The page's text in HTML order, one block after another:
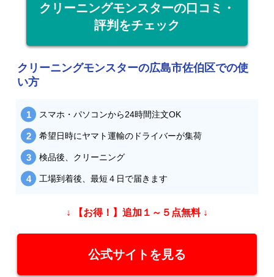
クリーニングモンスターの口コミ・
評判をチェック
クリーニングモンスターの広島市佐伯区での使
い方
スマホ・パソコンから24時間注文OK
希望日時にヤマト運輸のドライバーが集荷
検品後、クリーニング
工場到着後、最短４日で届きます
↓ 【お得！】追加１～５点無料 ↓
公式サイトを見る